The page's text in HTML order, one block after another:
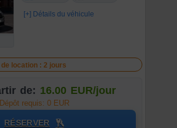
[+] Détails du véhicule
location : 2 jours
de: 16.00 EUR/jour
Dépôt requis: 0 EUR
RÉSERVER